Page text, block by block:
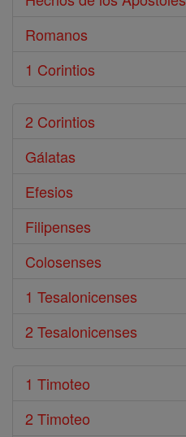
Romanos
1 Corintios
2 Corintios
Gálatas
Efesios
Filipenses
Colosenses
1 Tesalonicenses
2 Tesalonicenses
1 Timoteo
2 Timoteo